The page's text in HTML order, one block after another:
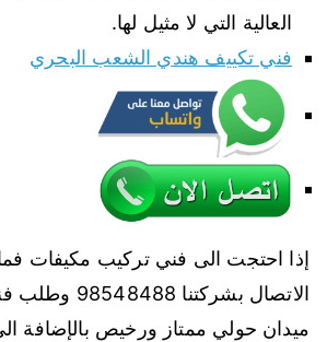
العالية التي لا مثيل لها.
فني تكييف هندي الشعب البحري
إذا احتجت الى فني تركيب مكيفات
الاتصال
ميدان حولي ممتاز ورخيص بالإضافة